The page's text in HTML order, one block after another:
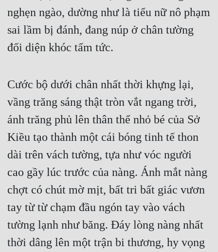
Khoa Huyễn
Khoa Huyễn Không Gian
Kinh Dị
Kỳ Huyễn
Làm Giàu
Mưu Mô
Mạt Thế
Mỹ Thực
Ngôn Tình
nghẹn ngào, dường như là tiểu nữ nô phạm
sai lầm bị đánh, đang núp ở chân tường
đối diện khóc tấm tức.
Cước bộ dưới chân nhất thời khựng lại,
vầng trăng sáng thật tròn vắt ngang trời,
ánh trăng phủ lên thân thể nhỏ bé của Sở
Kiều tạo thành một cái bóng tinh tế thon
dài trên vách tường, tựa như vóc người
cao gầy lúc trước của nàng. Ánh mắt nàng
chợt có chút mờ mịt, bất tri bất giác vươn
tay từ từ chạm đầu ngón tay vào vách
tường lạnh như băng. Đáy lòng nàng nhất
thời dâng lên một trận bi thương, hy vọng